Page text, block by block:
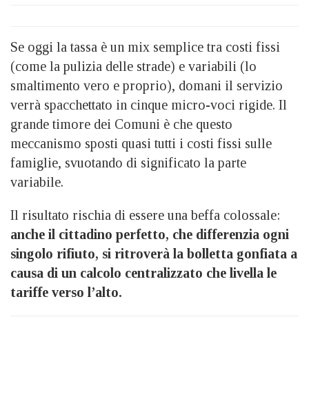
Se oggi la tassa è un mix semplice tra costi fissi
(come la pulizia delle strade) e variabili (lo
smaltimento vero e proprio), domani il servizio
verrà spacchettato in cinque micro-voci rigide. Il
grande timore dei Comuni è che questo
meccanismo sposti quasi tutti i costi fissi sulle
famiglie, svuotando di significato la parte
variabile.
Il risultato rischia di essere una beffa colossale:
anche il cittadino perfetto, che differenzia ogni
singolo rifiuto, si ritroverà la bolletta gonfiata a
causa di un calcolo centralizzato che livella le
tariffe verso l’alto.